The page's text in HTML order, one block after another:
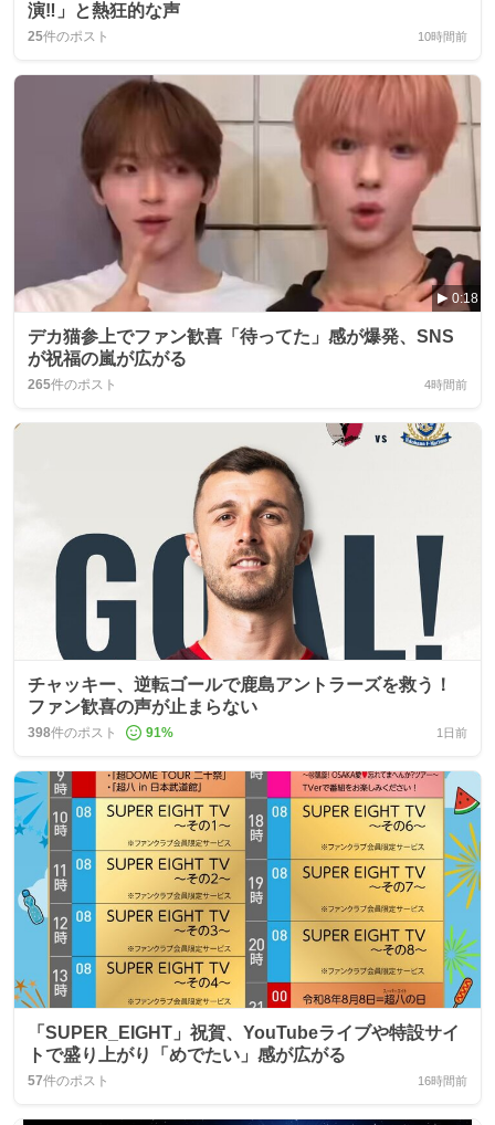
演‼️」と熱狂的な声
25件のポスト 10時間前
0:18
デカ猫参上でファン歓喜「待ってた」感が爆発、SNS
が祝福の嵐が広がる
265件のポスト 4時間前
チャッキー、逆転ゴールで鹿島アントラーズを救う！
ファン歓喜の声が止まらない
398件のポスト 91% 1日前
「SUPER_EIGHT」祝賀、YouTubeライブや特設サイ
トで盛り上がり「めでたい」感が広がる
57件のポスト 16時間前